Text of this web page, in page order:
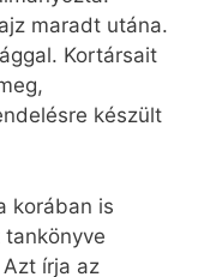
maradt utána.
Kortársait
készült
korában is
írja az